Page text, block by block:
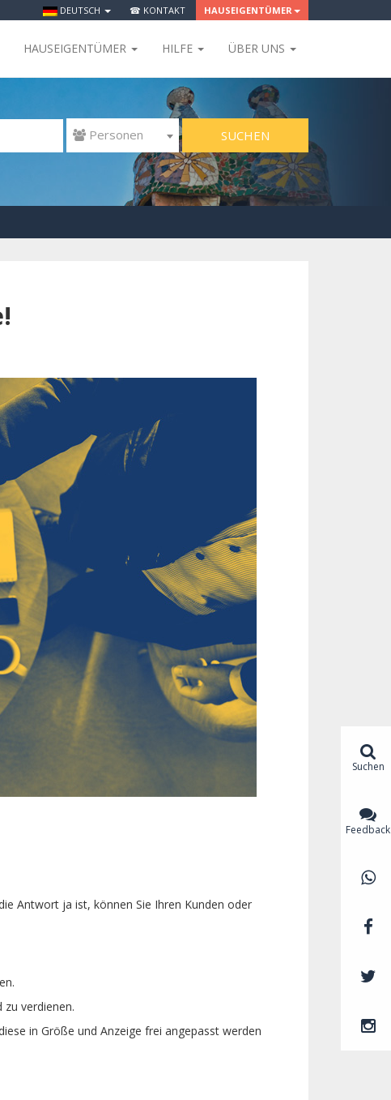
DEUTSCH ☎ KONTAKT HAUSEIGENTÜMER
HAUSEIGENTÜMER HILFE ÜBER UNS
 Personen SUCHEN
Antwort ja ist, können Sie Ihren Kunden oder
verdienen.
in Größe und Anzeige frei angepasst werden
Suchen
Feedback